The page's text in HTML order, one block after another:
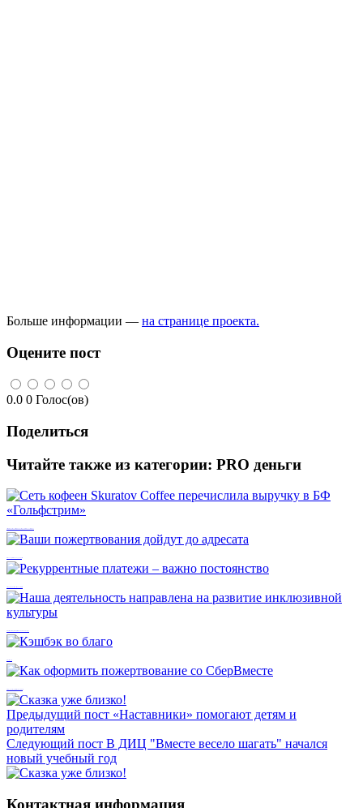
Больше информации — на странице проекта.
Оцените пост
0.0 0 Голос(ов)
Поделиться
Читайте также из категории: PRO деньги
Предыдущий пост «Наставники» помогают детям и
родителям
Следующий пост В ДИЦ "Вместе весело шагать" начался
новый учебный год
Контактная информация